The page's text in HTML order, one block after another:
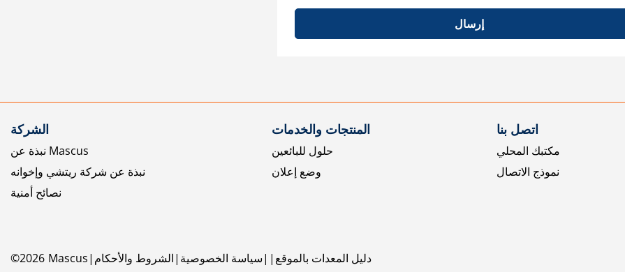
إرسال
الشركة
نبذة عن Mascus
نبذة عن شركة ريتشي وإخوانه
نصائح أمنية
المنتجات والخدمات
حلول للبائعين
وضع إعلان
اتصل بنا
مكتبك المحلي
نموذج الاتصال
©2026 Mascus الشروط والأحكام سياسة الخصوصية دليل المعدات بالموقع